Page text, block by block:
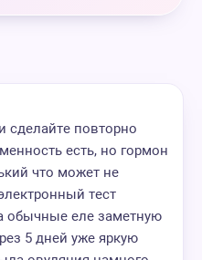
сделайте повторно
есть, но гормон
что может не
тест
обычные еле заметную
5 дней уже яркую